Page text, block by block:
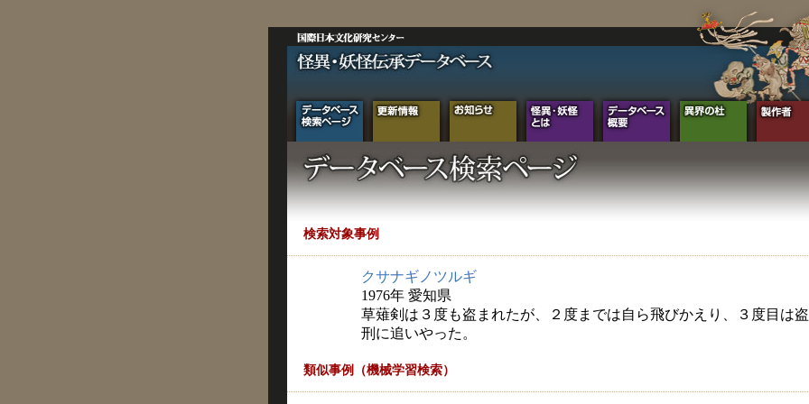
検索対象事例
クサナギノツルギ
1976年 愛知県
草薙剣は３度も盗まれたが、２度までは自ら飛びかえり、３度目は
刑に追いやった。
類似事例（機械学習検索）